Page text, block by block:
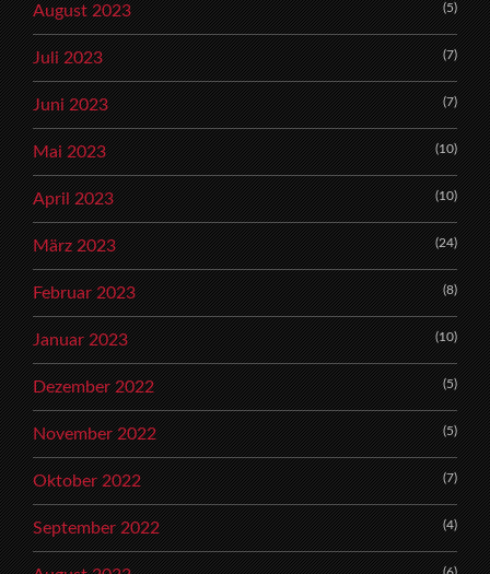
August 2023 (5)
Juli 2023 (7)
Juni 2023 (7)
Mai 2023 (10)
April 2023 (10)
März 2023 (24)
Februar 2023 (8)
Januar 2023 (10)
Dezember 2022 (5)
November 2022 (5)
Oktober 2022 (7)
September 2022 (4)